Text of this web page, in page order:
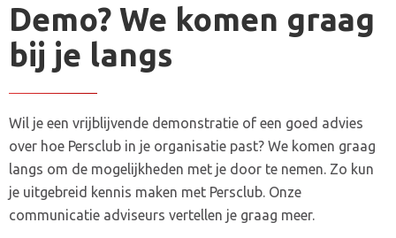
Demo? We komen graag
bij je langs
Wil je een vrijblijvende demonstratie of een goed advies
over hoe Persclub in je organisatie past? We komen graag
langs om de mogelijkheden met je door te nemen. Zo kun
je uitgebreid kennis maken met Persclub. Onze
communicatie adviseurs vertellen je graag meer.